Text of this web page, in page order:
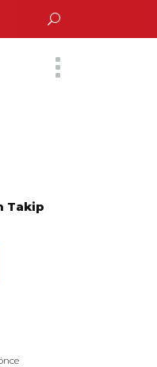
Özel Bir Davetle Açıldı
Takip